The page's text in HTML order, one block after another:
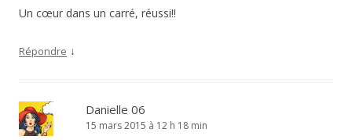
Un cœur dans un carré, réussi!!
Répondre ↓
Danielle 06
15 mars 2015 à 12 h 18 min